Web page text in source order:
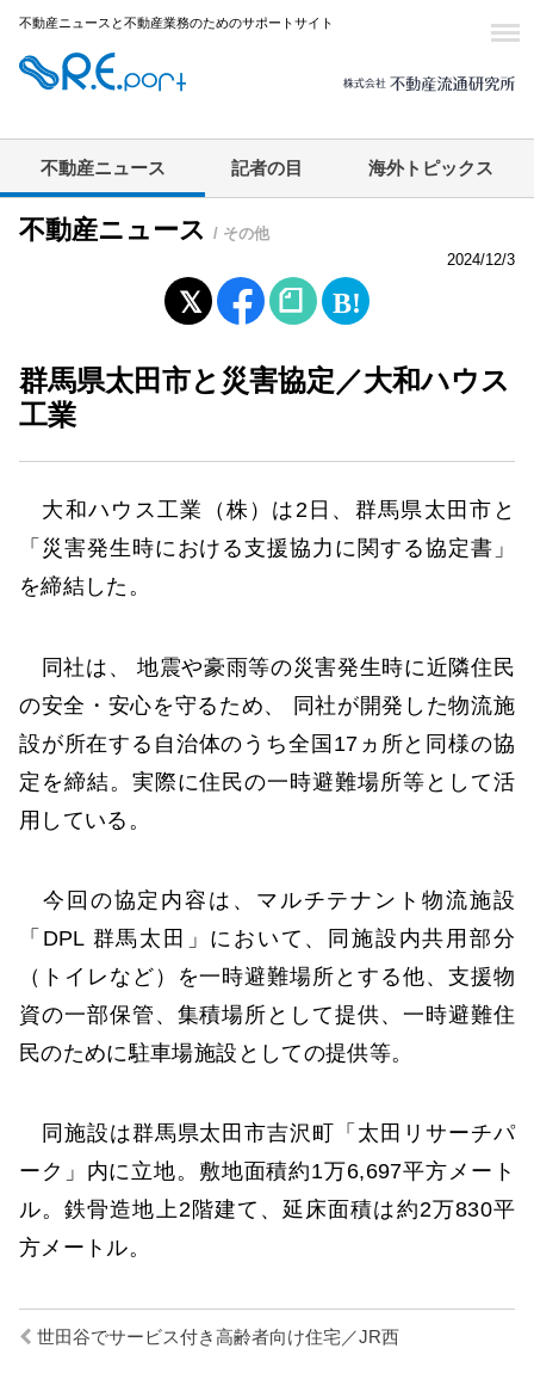
不動産ニュースと不動産業務のためのサポートサイト
不動産ニュース 記者の目 海外トピックス
不動産ニュース / その他
2024/12/3
群馬県太田市と災害協定／大和ハウス
工業
大和ハウス工業（株）は2日、群馬県太田市と
「災害発生時における支援協力に関する協定書」
を締結した。
同社は、 地震や豪雨等の災害発生時に近隣住民
の安全・安心を守るため、 同社が開発した物流施
設が所在する自治体のうち全国17ヵ所と同様の協
定を締結。実際に住民の一時避難場所等として活
用している。
今回の協定内容は、マルチテナント物流施設
「DPL 群馬太田」において、同施設内共用部分
（トイレなど）を一時避難場所とする他、支援物
資の一部保管、集積場所として提供、一時避難住
民のために駐車場施設としての提供等。
同施設は群馬県太田市吉沢町「太田リサーチパ
ーク」内に立地。敷地面積約1万6,697平方メート
ル。鉄骨造地上2階建て、延床面積は約2万830平
方メートル。
世田谷でサービス付き高齢者向け住宅／JR西